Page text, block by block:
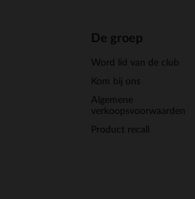
De groep
Word lid van de club
Kom bij ons
Algemene
verkoopsvoorwaarden
Product recall